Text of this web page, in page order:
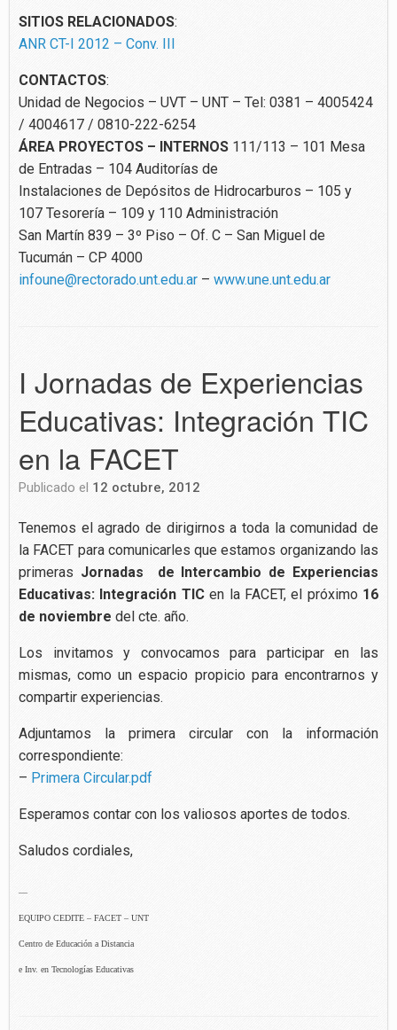
SITIOS RELACIONADOS:
ANR CT-I 2012 – Conv. III
CONTACTOS:
Unidad de Negocios – UVT – UNT – Tel: 0381 – 4005424
/ 4004617 / 0810-222-6254
ÁREA PROYECTOS – INTERNOS 111/113 – 101 Mesa
de Entradas – 104 Auditorías de
Instalaciones de Depósitos de Hidrocarburos – 105 y
107 Tesorería – 109 y 110 Administración
San Martín 839 – 3º Piso – Of. C – San Miguel de
Tucumán – CP 4000
infoune@rectorado.unt.edu.ar – www.une.unt.edu.ar
I Jornadas de Experiencias
Educativas: Integración TIC
en la FACET
Publicado el 12 octubre, 2012
Tenemos el agrado de dirigirnos a toda la comunidad de
la FACET para comunicarles que estamos organizando las
primeras Jornadas de Intercambio de Experiencias
Educativas: Integración TICen la FACET, el próximo16
de noviembre del cte. año.
Los invitamos y convocamos para participar en las
mismas, como un espacio propicio para encontrarnos y
compartir experiencias.
Adjuntamos la primera circular con la información
correspondiente:
– Primera Circular.pdf
Esperamos contar con los valiosos aportes de todos.
Saludos cordiales,
—
EQUIPO CEDITE – FACET – UNT
Centro de Educación a Distancia
e Inv. en Tecnologías Educativas